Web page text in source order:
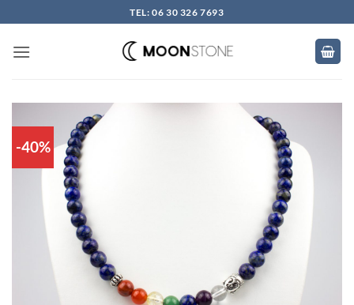
to
content
TEL: 06 30 326 7693
-40%